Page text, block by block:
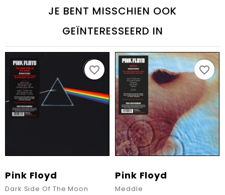
JE BENT MISSCHIEN OOK
GEÏNTERESSEERD IN
favorite_border
Pink Floyd
Dark Side Of The Moon
favorite_border
Pink Floyd
Meddle